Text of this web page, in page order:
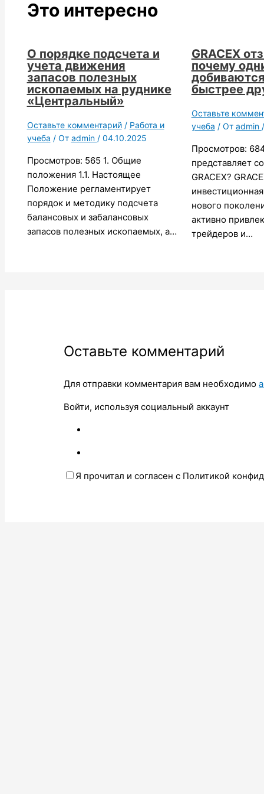
Это интересно
О порядке подсчета и
учета движения
запасов полезных
ископаемых на руднике
«Центральный»
Оставьте комментарий / Работа и
учеба / От admin / 04.10.2025
Просмотров: 565 1. Общие
положения 1.1. Настоящее
Положение регламентирует
порядок и методику подсчета
балансовых и забалансовых
запасов полезных ископаемых, а…
GRACEX
почему
быстрее
Оставьте
учеба / От admin
Просмотров:
представляет
GRACEX?
нового
активно
трейдеров и…
Оставьте комментарий
Для отправки комментария вам необходимо
Войти, используя социальный аккаунт
Я прочитал и согласен с Политикой